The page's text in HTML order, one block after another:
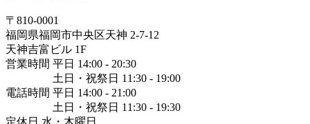
〒 810-0001
福岡県福岡市中央区天神 2-7-12
天神吉富ビル 1F
営業時間 平日 14:00 - 20:30
土日・祝祭日 11:30 - 19:00
電話時間 平日 14:00 - 21:00
土日・祝祭日 11:30 - 19:30